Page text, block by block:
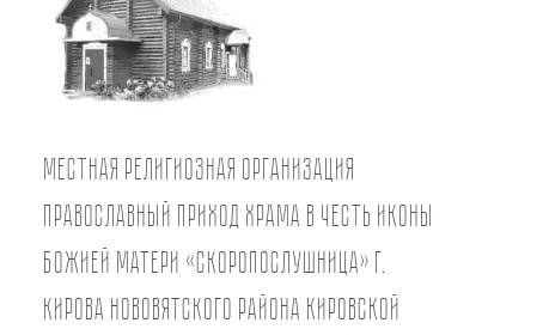
Местная религиозная организация
православный Приход храма в честь иконы
Божией Матери «Скоропослушница» г.
Кирова Нововятского района Кировской